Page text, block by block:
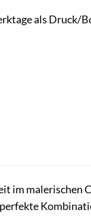
als Druck/
im malerischen